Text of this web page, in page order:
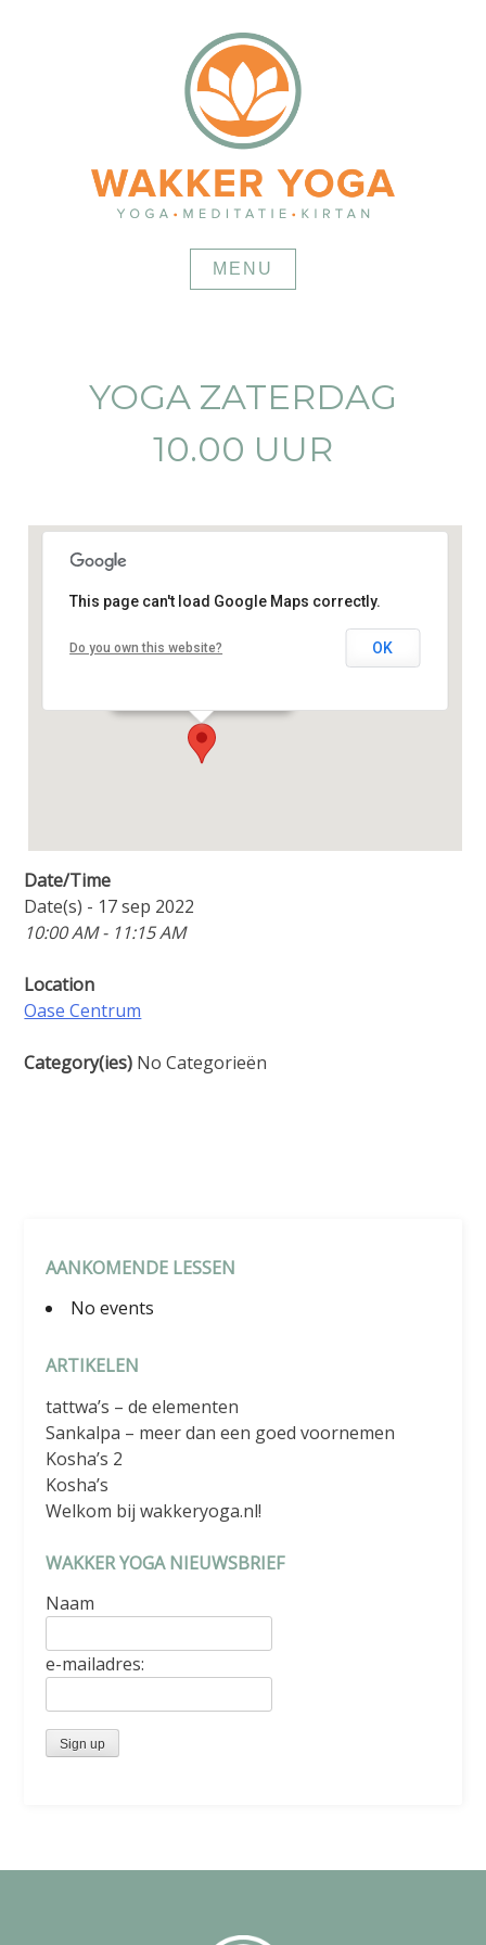
MENU
YOGA ZATERDAG
10.00 UUR
This page can't load Google Maps correctly.
Do you own this website? OK
Date/Time
Date(s) - 17 sep 2022
10:00 AM - 11:15 AM
Location
Oase Centrum
Category(ies) No Categorieën
AANKOMENDE LESSEN
No events
ARTIKELEN
tattwa’s – de elementen
Sankalpa – meer dan een goed voornemen
Kosha’s 2
Kosha’s
Welkom bij wakkeryoga.nl!
WAKKER YOGA NIEUWSBRIEF
Naam
e-mailadres: